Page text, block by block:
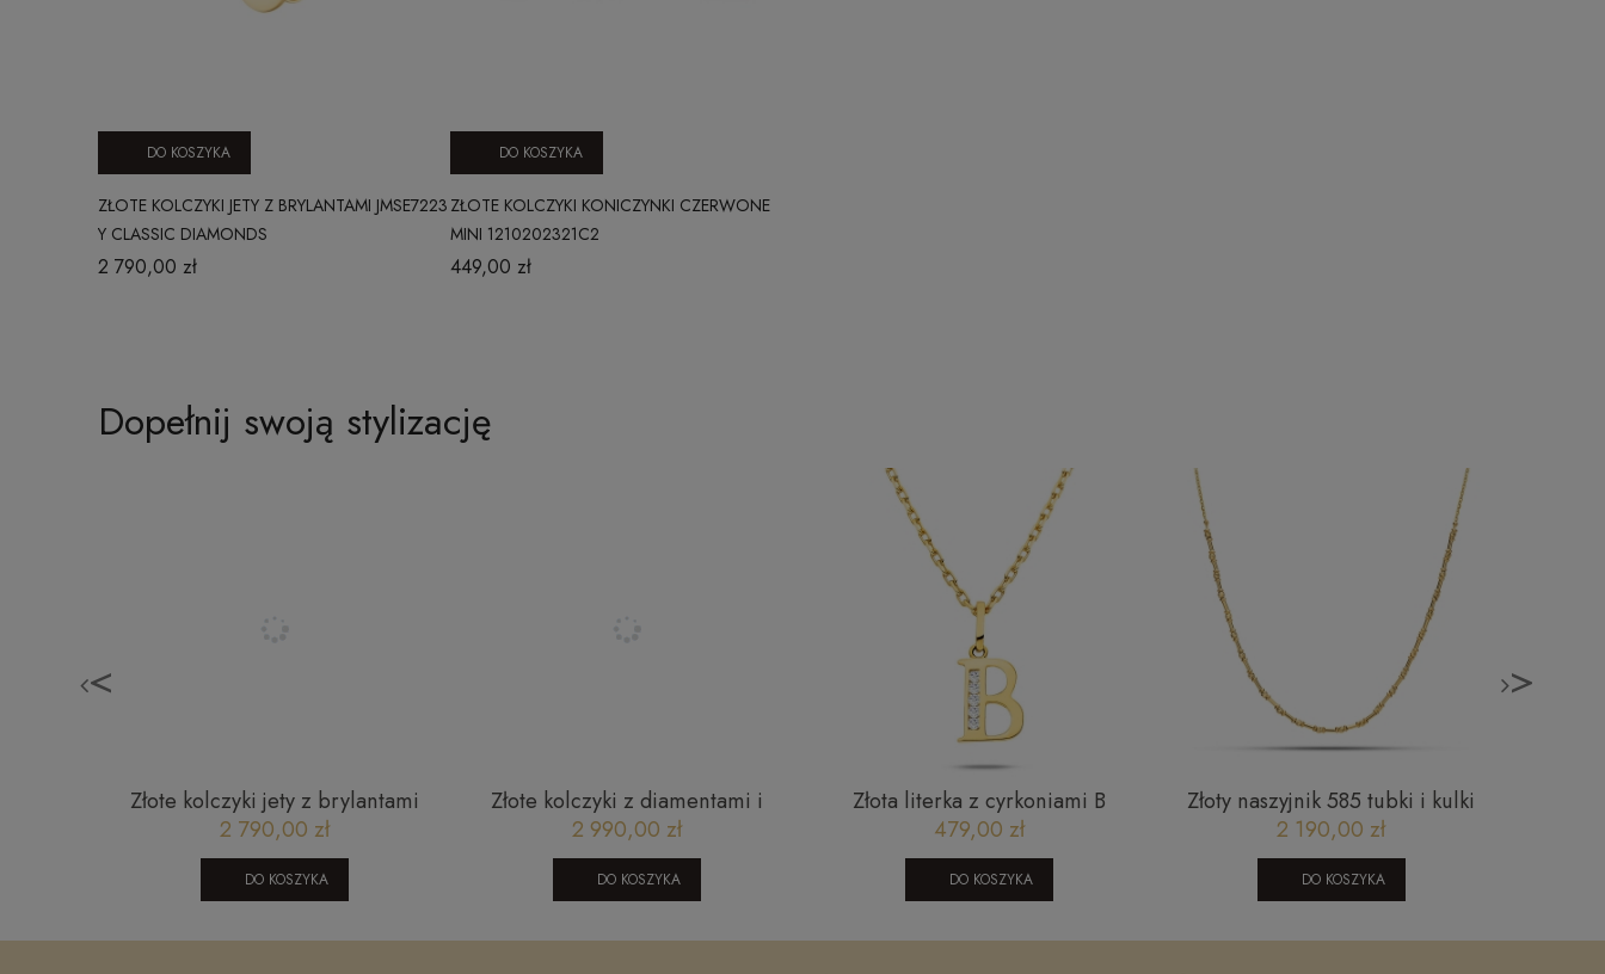
ZŁOTE KOLCZYKI JETY Z BRYLANTAMI JMSE7223
Y CLASSIC DIAMONDS
2 790,00 zł
DO KOSZYKA
ZŁOTE KOLCZYKI KONICZYNKI CZERWONE
MINI 1210202321C2
449,00 zł
DO KOSZYKA
Dopełnij swoją stylizację
<
Złote kolczyki jety z brylantami
JMSE7223 Y Classic diamonds
2 790,00 zł
DO KOSZYKA
Złote kolczyki z diamentami i
london blue topaz JE5018LBTY
0,1 CT
2 990,00 zł
DO KOSZYKA
Złota literka z cyrkoniami B
479,00 zł
DO KOSZYKA
Złoty naszyjnik 585 tubki i kulki
diamentowane ankier City
030420252N
2 190,00 zł
DO KOSZYKA
>